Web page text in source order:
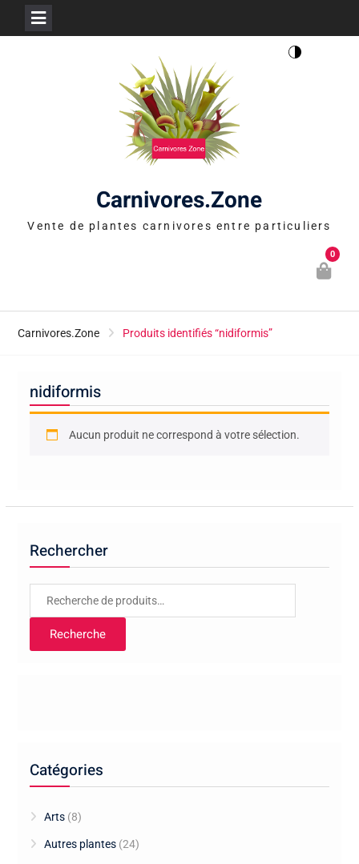
Carnivores.Zone
Vente de plantes carnivores entre particuliers
0
Carnivores.Zone Produits identifiés “nidiformis”
nidiformis
Aucun produit ne correspond à votre sélection.
Rechercher
Recherche
Catégories
Arts (8)
Autres plantes (24)